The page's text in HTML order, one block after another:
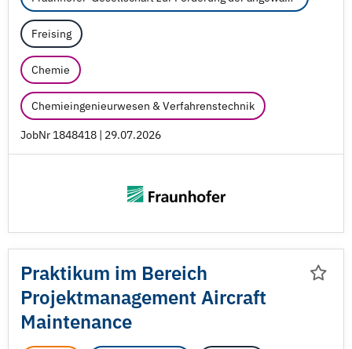
Freising
Chemie
Chemieingenieurwesen & Verfahrenstechnik
JobNr 1848418 | 29.07.2026
Praktikum im Bereich
Projektmanagement Aircraft
Maintenance